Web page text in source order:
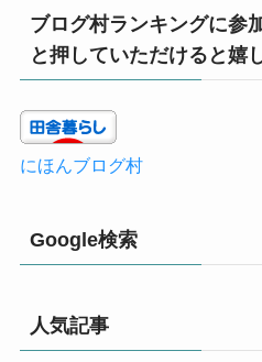
ブログ村ランキングに参
と押していただけると嬉
にほんブログ村
Google検索
人気記事